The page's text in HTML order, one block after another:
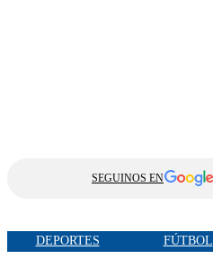
SEGUINOS EN
DEPORTES FÚTBOL